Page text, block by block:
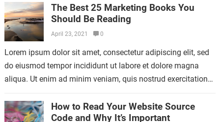
The Best 25 Marketing Books You
Should Be Reading
April 23, 2021 0
Lorem ipsum dolor sit amet, consectetur adipiscing elit, sed
do eiusmod tempor incididunt ut labore et dolore magna
aliqua. Ut enim ad minim veniam, quis nostrud exercitation
How to Read Your Website Source
Code and Why It’s Important